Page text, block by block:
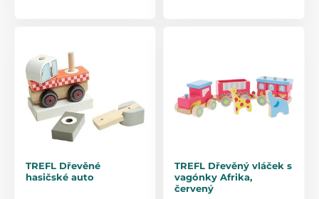
TREFL Dřevěné
hasičské auto
TREFL Dřevěný vláček s
vagónky Afrika,
červený